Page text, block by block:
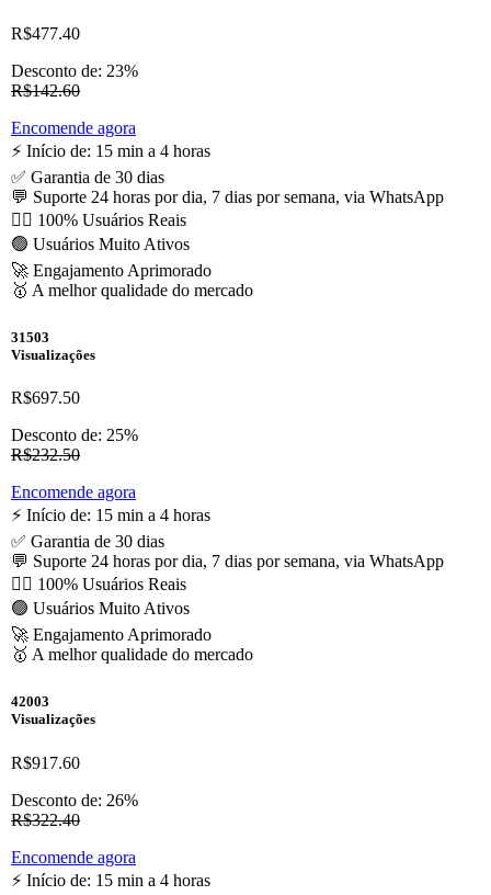
R$477.40
Desconto de: 23%
R$142.60
Encomende agora
⚡️ Início de: 15 min a 4 horas
✅ Garantia de 30 dias
💬 Suporte 24 horas por dia, 7 dias por semana, via WhatsApp
🙋‍♂️ 100% Usuários Reais
🟢 Usuários Muito Ativos
🚀 Engajamento Aprimorado
🥇 A melhor qualidade do mercado
31503
Visualizações
R$697.50
Desconto de: 25%
R$232.50
Encomende agora
⚡️ Início de: 15 min a 4 horas
✅ Garantia de 30 dias
💬 Suporte 24 horas por dia, 7 dias por semana, via WhatsApp
🙋‍♂️ 100% Usuários Reais
🟢 Usuários Muito Ativos
🚀 Engajamento Aprimorado
🥇 A melhor qualidade do mercado
42003
Visualizações
R$917.60
Desconto de: 26%
R$322.40
Encomende agora
⚡️ Início de: 15 min a 4 horas